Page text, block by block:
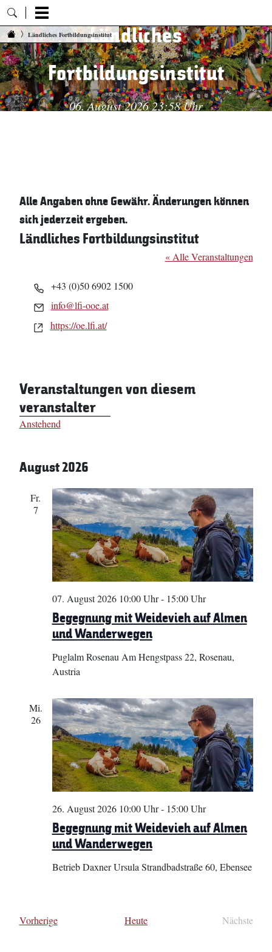
Zum Inhalt springen
Ländliches FortbildungsinstitutLändliches
Fortbildungsinstitut
06. August 2026 23:58 Uhr
Alle Angaben ohne Gewähr. Änderungen können
sich jederzeit ergeben.
Ländliches Fortbildungsinstitut
« Alle Veranstaltungen
Telefon
+43 (0)50 6902 1500
Email
info@lfi-ooe.at
Webseite
https://oe.lfi.at/
Veranstaltungen von diesem
veranstalter
Anstehend
August 2026
Fr.
7
Begegnung mit Weidevieh auf Almen
und Wanderwegen
07. August 2026 10:00 Uhr- 15:00 Uhr
Puglalm Rosenau Am Hengstpass 22, Rosenau,
Austria
Mi.
26
Begegnung mit Weidevieh auf Almen
und Wanderwegen
26. August 2026 10:00 Uhr- 15:00 Uhr
Betrieb Daxner Ursula Strandbadstraße 60, Ebensee
VorherigeVeranstaltungen Heute
Nächste